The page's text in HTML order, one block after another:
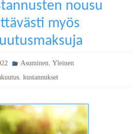
nousu
myös
Asuminen, Yleinen
,kustannukset